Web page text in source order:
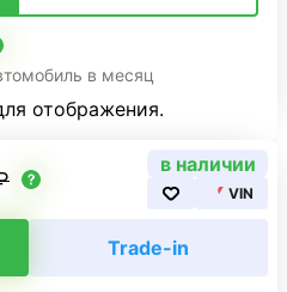
в наличии
VIN
Trade-in
в месяц
отображения.